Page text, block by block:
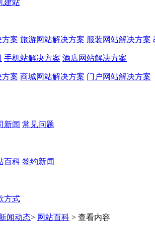
建站
方案 旅游网站解决方案 服装网站解决方案
手机站解决方案 酒店网站解决方案
方案 商城网站解决方案 门户网站解决方案
新闻 常见问题
百科 签约新闻
方式
闻动态> 网站百科 > 查看内容